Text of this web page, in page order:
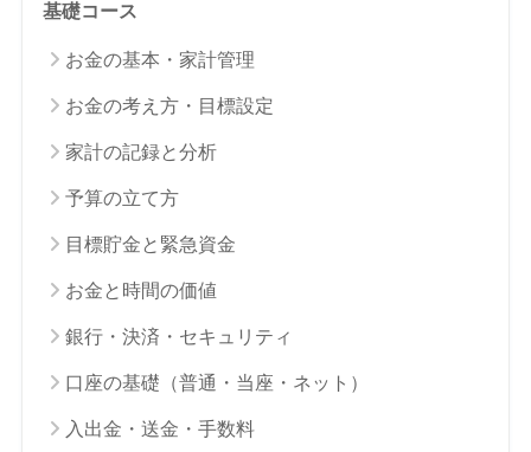
基礎コース
お金の基本・家計管理
お金の考え方・目標設定
家計の記録と分析
予算の立て方
目標貯金と緊急資金
お金と時間の価値
銀行・決済・セキュリティ
口座の基礎（普通・当座・ネット）
入出金・送金・手数料